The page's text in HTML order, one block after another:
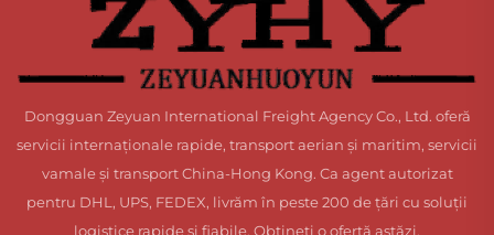
Dongguan Zeyuan International Freight Agency Co., Ltd. oferă
servicii internaționale rapide, transport aerian și maritim, servicii
vamale și transport China-Hong Kong. Ca agent autorizat
pentru DHL, UPS, FEDEX, livrăm în peste 200 de țări cu soluții
logistice rapide și fiabile. Obțineți o ofertă astăzi.